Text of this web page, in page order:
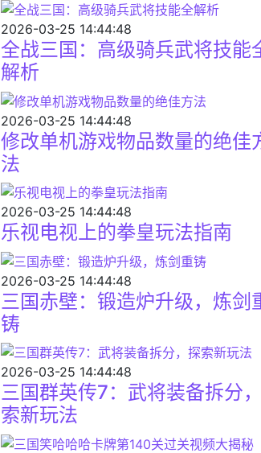
2026-03-25 14:44:48
全战三国：高级骑兵武将技能
解析
2026-03-25 14:44:48
修改单机游戏物品数量的绝佳
法
2026-03-25 14:44:48
乐视电视上的拳皇玩法指南
2026-03-25 14:44:48
三国赤壁：锻造炉升级，炼剑
铸
2026-03-25 14:44:48
三国群英传7：武将装备拆分
索新玩法